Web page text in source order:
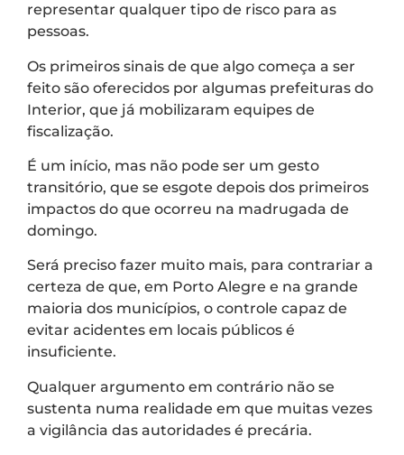
representar qualquer tipo de risco para as
pessoas.
Os primeiros sinais de que algo começa a ser
feito são oferecidos por algumas prefeituras do
Interior, que já mobilizaram equipes de
fiscalização.
É um início, mas não pode ser um gesto
transitório, que se esgote depois dos primeiros
impactos do que ocorreu na madrugada de
domingo.
Será preciso fazer muito mais, para contrariar a
certeza de que, em Porto Alegre e na grande
maioria dos municípios, o controle capaz de
evitar acidentes em locais públicos é
insuficiente.
Qualquer argumento em contrário não se
sustenta numa realidade em que muitas vezes
a vigilância das autoridades é precária.